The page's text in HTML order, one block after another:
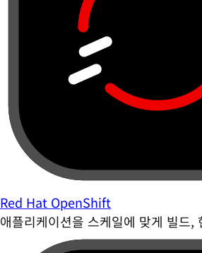
Red Hat OpenShift
애플리케이션을 스케일에 맞게 빌드,